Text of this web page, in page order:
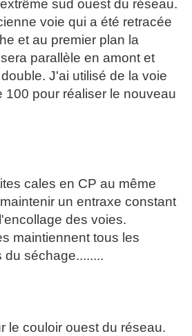
sud ouest du réseau.
voie qui a été retracée
et au premier plan la
parallèle en amont et
J'ai utilisé de la voie
100 pour réaliser le nouveau
cales en CP au même
un entraxe constant
des voies.
maintiennent tous les
du séchage........
le couloir ouest du réseau.